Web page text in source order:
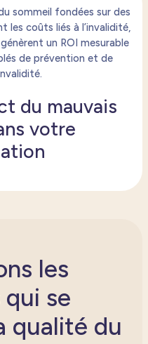
sommeil fondées sur des
les coûts liés à l’invalidité,
un ROI mesurable
de prévention et de
du mauvais
votre
les
se
qualité du